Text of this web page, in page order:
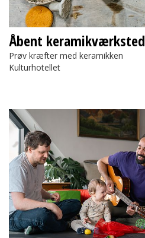
Åbent keramikværksted
Prøv kræfter med keramikken
Kulturhotellet
Fars Legestue